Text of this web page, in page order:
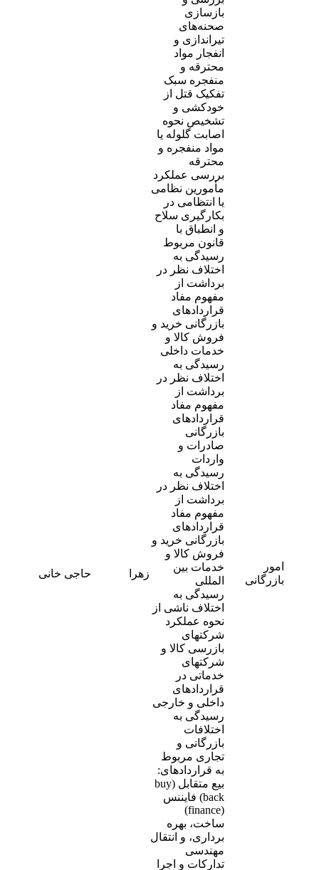
بازسازی
صحنه‌های
تیراندازی و
انفجار مواد
محترقه و
منفجره سبک
تفکیک قتل از
خودکشی و
تشخیص نحوه
اصابت گلوله یا
مواد منفجره و
محترقه
بررسی عملکرد
مأمورین نظامی
یا انتظامی در
بکارگیری سلاح
و انطباق با
قانون مربوط
امور
بازرگانی
رسیدگی به
اختلاف نظر در
برداشت از
مفهوم مفاد
قراردادهای
بازرگانی خرید و
فروش کالا و
خدمات داخلی
رسیدگی به
اختلاف نظر در
برداشت از
مفهوم مفاد
قراردادهای
بازرگانی
صادرات و
واردات
رسیدگی به
اختلاف نظر در
برداشت از
مفهوم مفاد
قراردادهای
بازرگانی خرید و
فروش کالا و
خدمات بین
المللی
رسیدگی به
اختلاف ناشی از
نحوه عملکرد
شرکتهای
بازرسی کالا و
شرکتهای
خدماتی در
قراردادهای
داخلی و خارجی
رسیدگی به
اختلافات
بازرگانی و
تجاری مربوط
به قراردادهای:
بیع متقابل (buy
back) فایننس
(finance)
ساخت، بهره
برداری، و انتقال
مهندسی
تدارکات و اجرا
زهرا حاجی خانی